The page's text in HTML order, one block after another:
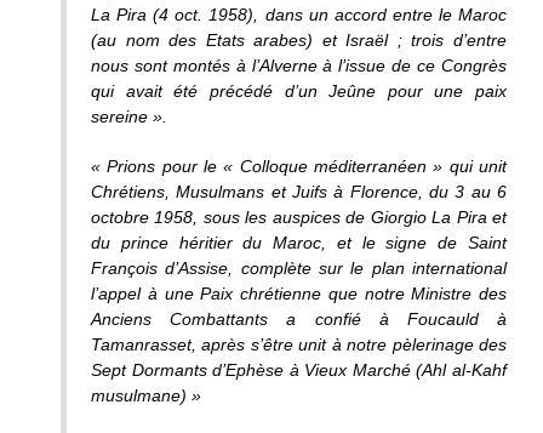
La Pira (4 oct. 1958), dans un accord entre le Maroc
(au nom des Etats arabes) et Israël ; trois d’entre
nous sont montés à l’Alverne à l’issue de ce Congrès
qui avait été précédé d’unJeûne pour une paix
sereine ».
« Prions pour le « Colloque méditerranéen » qui unit
Chrétiens, Musulmans et Juifs à Florence, du 3 au 6
octobre 1958, sous les auspices de Giorgio La Pira et
du prince héritier du Maroc, et le signe de Saint
François d’Assise, complète sur le plan international
l’appel à une Paix chrétienne que notre Ministre des
Anciens Combattants a confié à Foucauld à
Tamanrasset, après s’être unit à notre pèlerinage des
Sept Dormants d’Ephèse à Vieux Marché (Ahl al-Kahf
musulmane) »